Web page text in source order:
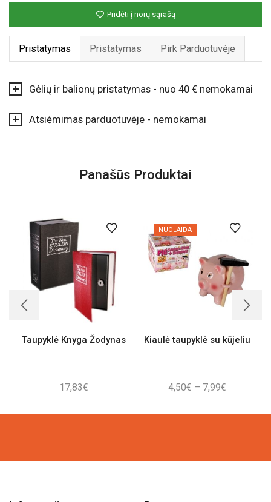
Pridėti į norų sąrašą
Pristatymas Pristatymas Pirk Parduotuvėje
Gėlių ir balionų pristatymas - nuo 40 € nemokamai
Atsiėmimas parduotuvėje - nemokamai
Panašūs Produktai
Taupyklė Knyga Žodynas
17,83€
NUOLAIDA
Kiaulė taupyklė su kūjeliu
4,50€ – 7,99€
4,50€